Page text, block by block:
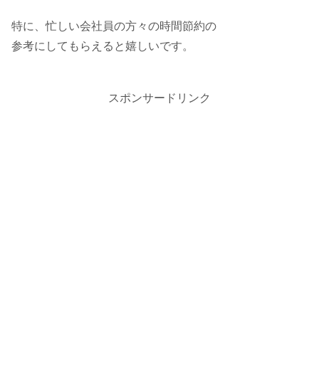
特に、忙しい会社員の方々の時間節約の
参考にしてもらえると嬉しいです。
スポンサードリンク